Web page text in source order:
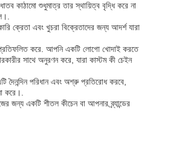
কাঠামো শুধুমাত্র তার স্থায়িত্ব বৃদ্ধি করে না
ক্রেতা এবং খুচরা বিক্রেতাদের জন্য আদর্শ যারা
প্রতিফলিত করে. আপনি একটি লোগো খোদাই করতে
সাথে অনুরণন করে, যারা কাস্টম কী চেইন
দৈনন্দিন পরিধান এবং অশ্রু প্রতিরোধ করবে,
করে।.
জন্য একটি শীতল কীচেন বা আপনার ব্র্যান্ডের